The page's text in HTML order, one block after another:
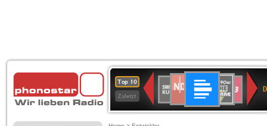
Top 10
Zuletzt
Deutschlandfunk
80er
90er
OLDIE
ANTENNE
SWR3
SWR
Kultur
2